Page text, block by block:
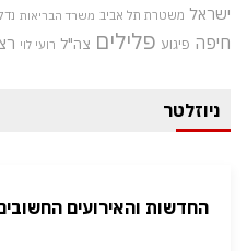
ישראל משטרת תל אביב משרד הבריאות
חיפה פיגוע פלילים צה"ל רועי לוי
ניוזלטר
החדשות והאירועים